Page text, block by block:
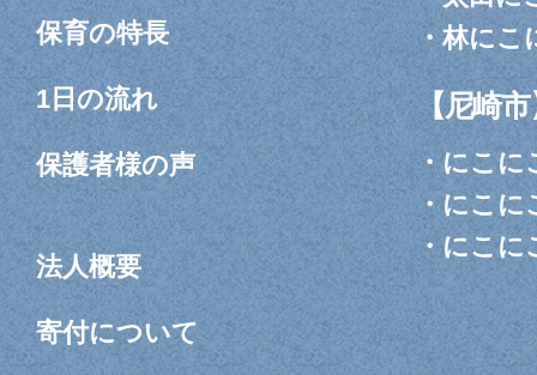
保育の特長
1日の流れ
保護者様の声
・林にこ
【尼崎
・にこに
・ にこに
・ にこに
法人概要
寄付について